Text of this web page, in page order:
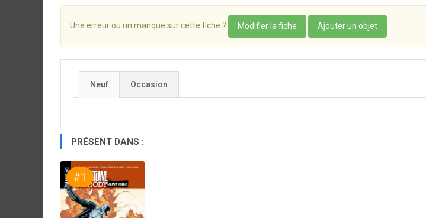
Une erreur ou un manque sur cette fiche ? Modifier la fiche Ajouter un objet
Neuf Occasion
PRÉSENT DANS :
#1